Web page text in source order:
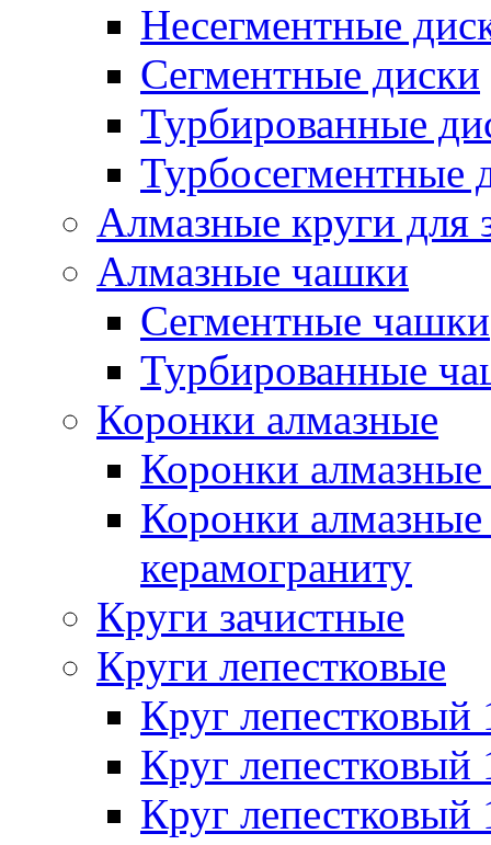
Несегментные
Сегментные диски
Турбированные
Турбосегментные
Алмазные круги для
Алмазные чашки
Сегментные чашки
Турбированные
Коронки алмазные
Коронки
Коронки
керамограниту
Круги зачистные
Круги лепестковые
Круг
Круг
Круг